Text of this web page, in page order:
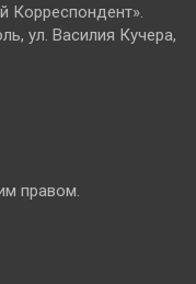
Корреспондент».
ул. Василия Кучера,
правом.